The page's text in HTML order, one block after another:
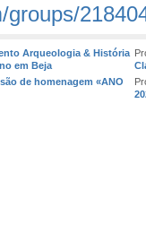
Arqueologia & História
em Beja
de homenagem «ANO